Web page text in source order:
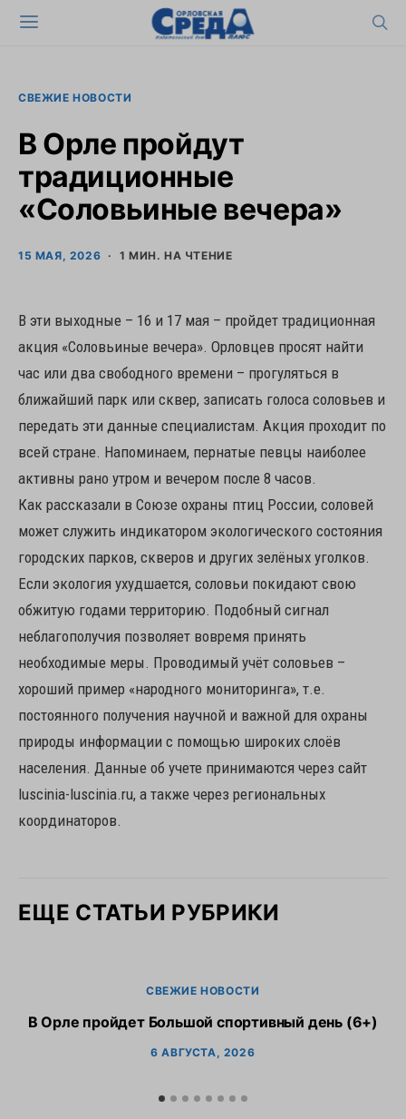
СВЕЖИЕ НОВОСТИ
В Орле пройдут
традиционные
«Соловьиные вечера»
15 МАЯ, 2026 1 МИН. НА ЧТЕНИЕ
В эти выходные – 16 и 17 мая – пройдет традиционная
акция «Соловьиные вечера». Орловцев просят найти
час или два свободного времени – прогуляться в
ближайший парк или сквер, записать голоса соловьев и
передать эти данные специалистам. Акция проходит по
всей стране. Напоминаем, пернатые певцы наиболее
активны рано утром и вечером после 8 часов.
Как рассказали в Союзе охраны птиц России, соловей
может служить индикатором экологического состояния
городских парков, скверов и других зелёных уголков.
Если экология ухудшается, соловьи покидают свою
обжитую годами территорию. Подобный сигнал
неблагополучия позволяет вовремя принять
необходимые меры. Проводимый учёт соловьев –
хороший пример «народного мониторинга», т.е.
постоянного получения научной и важной для охраны
природы информации с помощью широких слоёв
населения. Данные об учете принимаются через сайт
luscinia-luscinia.ru, а также через региональных
координаторов.
ЕЩЕ СТАТЬИ РУБРИКИ
СВЕЖИЕ НОВОСТИ
В Орле пройдет Большой спортивный день (6+)
6 АВГУСТА, 2026